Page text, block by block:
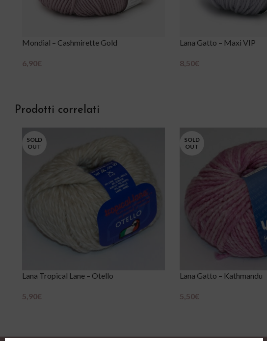
Mondial – Cashmirette Gold
6,90€
Lana Gatto – Maxi VIP
8,50€
Prodotti correlati
SOLD
OUT
Lana Tropical Lane – Otello
5,90€
SOLD
OUT
Lana Gatto – Kathmandu
5,50€